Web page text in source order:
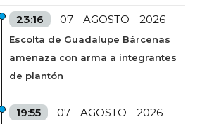
23:16 07 - AGOSTO - 2026
Escolta de Guadalupe Bárcenas
amenaza con arma a integrantes
de plantón
19:55 07 - AGOSTO - 2026